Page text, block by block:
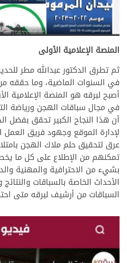
المنصة الإعلامية الأولى
ثم تطرق الدكتور عبدالله مطر
في السنوات الماضية، وما حققه
أصبح لبرقه هو المنصة الإعلامية
في مجال سباقات الهجن ورياضة
أن هذا النجاح الكبير تحقق بفضل
لإدارة الموقع وجهود فريق العمل
عرق لتحقيق حلم ملاك الهجن
تمكنهم من الإطلاع على كل ما
بشيء من الاحترافية والمهنية
الأحداث الخاصة بالسباقات
السباقات من أرشيف لبرقه متى